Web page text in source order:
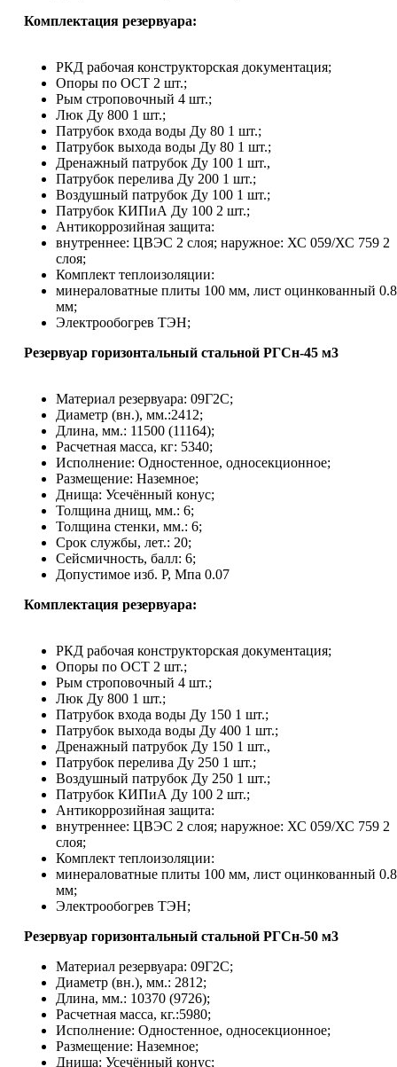
Комплектация резервуара:
РКД рабочая конструкторская документация;
Опоры по ОСТ 2 шт.;
Рым строповочный 4 шт.;
Люк Ду 800 1 шт.;
Патрубок входа воды Ду 80 1 шт.;
Патрубок выхода воды Ду 80 1 шт.;
Дренажный патрубок Ду 100 1 шт.,
Патрубок перелива Ду 200 1 шт.;
Воздушный патрубок Ду 100 1 шт.;
Патрубок КИПиА Ду 100 2 шт.;
Антикоррозийная защита:
внутреннее: ЦВЭС 2 слоя; наружное: ХС 059/ХС 759 2
слоя;
Комплект теплоизоляции:
минераловатные плиты 100 мм, лист оцинкованный 0.8
мм;
Электрообогрев ТЭН;
Резервуар горизонтальный стальной РГСн-45 м3
Материал резервуара: 09Г2С;
Диаметр (вн.), мм.:2412;
Длина, мм.: 11500 (11164);
Расчетная масса, кг: 5340;
Исполнение: Одностенное, односекционное;
Размещение: Наземное;
Днища: Усечённый конус;
Толщина днищ, мм.: 6;
Толщина стенки, мм.: 6;
Срок службы, лет.: 20;
Сейсмичность, балл: 6;
Допустимое изб. Р, Мпа 0.07
Комплектация резервуара:
РКД рабочая конструкторская документация;
Опоры по ОСТ 2 шт.;
Рым строповочный 4 шт.;
Люк Ду 800 1 шт.;
Патрубок входа воды Ду 150 1 шт.;
Патрубок выхода воды Ду 400 1 шт.;
Дренажный патрубок Ду 150 1 шт.,
Патрубок перелива Ду 250 1 шт.;
Воздушный патрубок Ду 250 1 шт.;
Патрубок КИПиА Ду 100 2 шт.;
Антикоррозийная защита:
внутреннее: ЦВЭС 2 слоя; наружное: ХС 059/ХС 759 2
слоя;
Комплект теплоизоляции:
минераловатные плиты 100 мм, лист оцинкованный 0.8
мм;
Электрообогрев ТЭН;
Резервуар горизонтальный стальной РГСн-50 м3
Материал резервуара: 09Г2С;
Диаметр (вн.), мм.: 2812;
Длина, мм.: 10370 (9726);
Расчетная масса, кг.:5980;
Исполнение: Одностенное, односекционное;
Размещение: Наземное;
Днища: Усечённый конус;